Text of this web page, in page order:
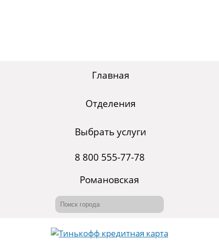
Главная
Отделения
Выбрать услуги
8 800 555-77-78
Романовская